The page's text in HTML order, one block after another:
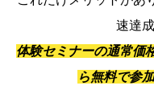
速達
体験セミナーの通常価
ら無料で参